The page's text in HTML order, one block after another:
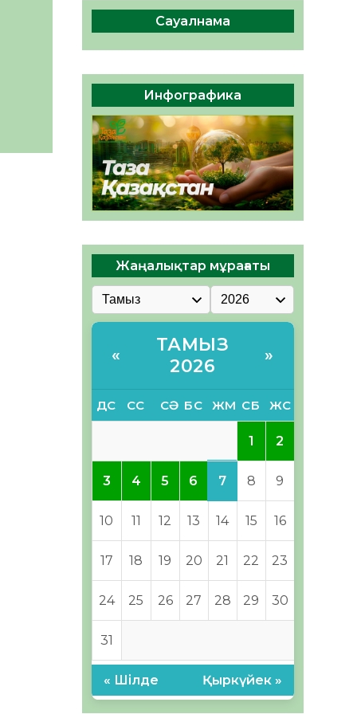
Руслан Рүстемұлы облыс
әкімінің кеңесшісі болып
тағайындалды
05.08.2026
36 0
Сауалнама
Инфографика
Жаңалықтар мұрағаты
«
ТАМЫЗ
2026
»
ДС СС СӘ БС ЖМ СБ ЖС
1 2
3 4 5 6 7 8 9
10 11 12 13 14 15 16
17 18 19 20 21 22 23
24 25 26 27 28 29 30
31
« Шілде Қыркүйек »